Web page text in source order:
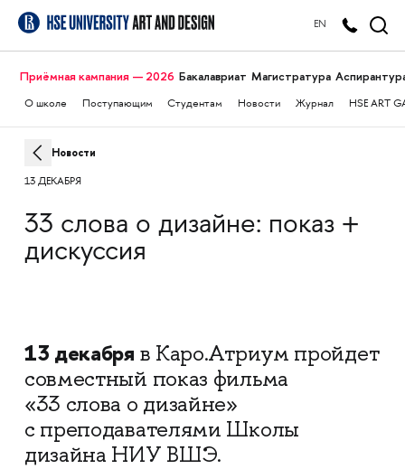
EN
Приёмная кампания — 2026 Бакалавриат Магистратура
О школе Поступающим Студентам Новости Журнал HSE ART
Новости
13 ДЕКАБРЯ
33 слова о дизайне: показ +
дискуссия
13 декабря в Каро.Атриум пройдет
совместный показ фильма
«33 слова о дизайне»
с преподавателями Школы
дизайна НИУ ВШЭ.